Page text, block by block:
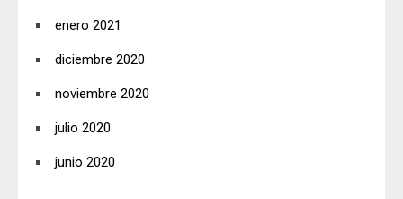
enero 2021
diciembre 2020
noviembre 2020
julio 2020
junio 2020